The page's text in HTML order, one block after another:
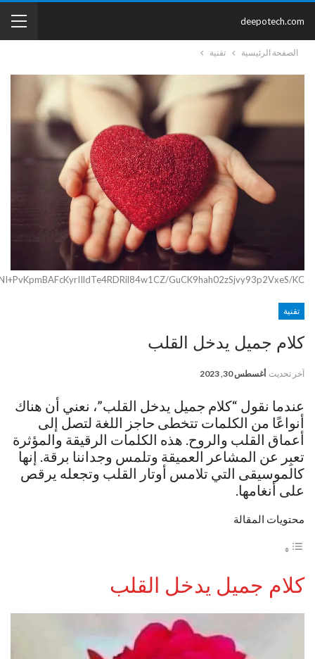
deepotech.com
الصفحة الرئيسية تقنية
GuCK9hah02zSjvy93p2VxeS/KC
تقنية
كلام جميل يدخل القلب
آخر تحديث أغسطس 30, 2023
عندما نقول “كلام جميل يدخل القلب”، نعني أن هناك
أنواعًا من الكلمات تتخطى حاجز اللغة لتصل إلى
أعماق القلب والروح. هذه الكلمات الرقيقة والمؤثرة
تعبِر عن المشاعر العميقة وتلمس وجداننا برقة. إنها
كالموسيقى التي تلامس أوتار القلب وتجعله يرقص
على أنغامها.
محتويات المقالة
كلام جميل يدخل القلب